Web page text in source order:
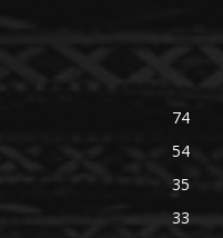
74
54
35
33